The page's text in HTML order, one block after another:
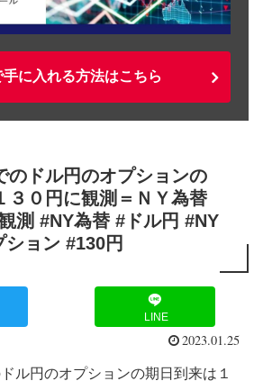
に入れる方法はこちら
のドル円のオプションの
３０円に観測＝ＮＹ為替
測 #NY為替 #ドル円 #NY
ション #130円
LINE
2023.01.25
ル円のオプションの期日到来は１